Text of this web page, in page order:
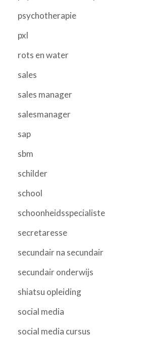
psychotherapie
pxl
rots en water
sales
sales manager
salesmanager
sap
sbm
schilder
school
schoonheidsspecialiste
secretaresse
secundair na secundair
secundair onderwijs
shiatsu opleiding
social media
social media cursus